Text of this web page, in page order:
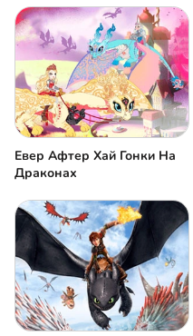
Евер Афтер Хай Гонки На
Драконах